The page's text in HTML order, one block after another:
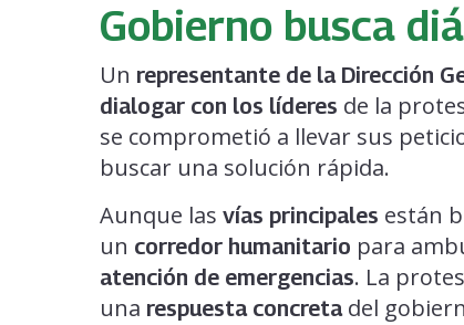
Gobierno busca
Un representante de la Dirección
dialogar con los líderes de la
se comprometió a llevar sus
buscar una solución rápida.
Aunque las vías principales están
un corredor humanitario para
atención de emergencias. La
una respuesta concretadel